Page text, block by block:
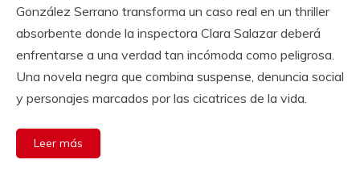
González Serrano transforma un caso real en un thriller
absorbente donde la inspectora Clara Salazar deberá
enfrentarse a una verdad tan incómoda como peligrosa.
Una novela negra que combina suspense, denuncia social
y personajes marcados por las cicatrices de la vida.
Leer más